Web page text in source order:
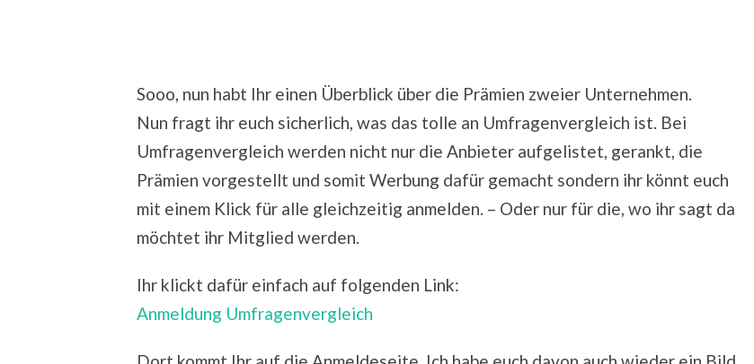
Sooo, nun habt Ihr einen Überblick über die Prämien zweier Unternehmen.
Nun fragt ihr euch sicherlich, was das tolle an Umfragenvergleich ist. Bei
Umfragenvergleich werden nicht nur die Anbieter aufgelistet, gerankt, die
Prämien vorgestellt und somit Werbung dafür gemacht sondern ihr könnt euch
mit einem Klick für alle gleichzeitig anmelden. – Oder nur für die, wo ihr sagt da
möchtet ihr Mitglied werden.
Ihr klickt dafür einfach auf folgenden Link:
Anmeldung Umfragenvergleich